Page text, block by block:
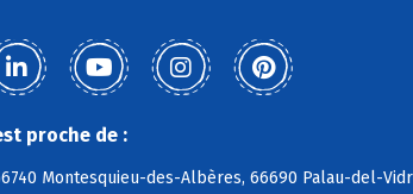
proche de :
Montesquieu-des-Albères, 66690 Palau-del-